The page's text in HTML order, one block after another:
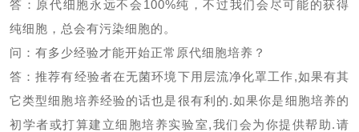
答：原代细胞永远不会 100%纯，不过我们会尽可能的获得
纯细胞，总会有污染细胞的。
问：有多少经验才能开始正常原代细胞培养？
答：推荐有经验者在无菌环境下用层流净化罩工作,如果有其
它类型细胞培养经验的话也是很有利的.如果你是细胞培养的
初学者或打算建立细胞培养实验室,我们会为你提供帮助.请